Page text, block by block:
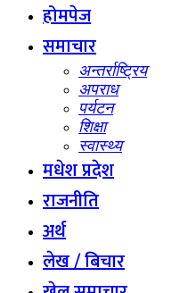
होमपेज
समाचार
अन्तर्राष्ट्रिय
अपराध
पर्यटन
शिक्षा
स्वास्थ्य
मधेश प्रदेश
राजनीति
अर्थ
लेख / बिचार